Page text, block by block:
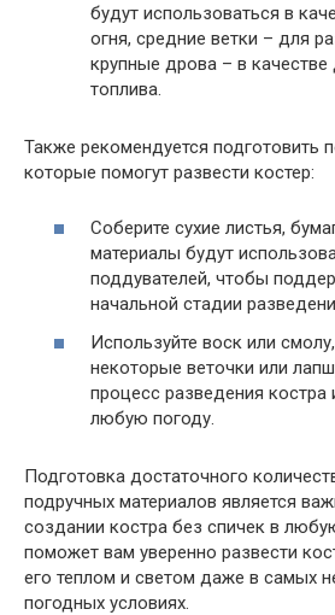
будут использоваться в
огня, средние ветки – для
крупные дрова – в
топлива.
Также рекомендуется подготовить
которые помогут развести костер:
Соберите сухие листья,
материалы будут
поддувателей, чтобы
начальной стадии
Используйте воск или
некоторые веточки или
процесс разведения
любую погоду.
Подготовка достаточного
подручных материалов является
создании костра без спичек в
поможет вам уверенно развести
его теплом и светом даже в самых
погодных условиях.